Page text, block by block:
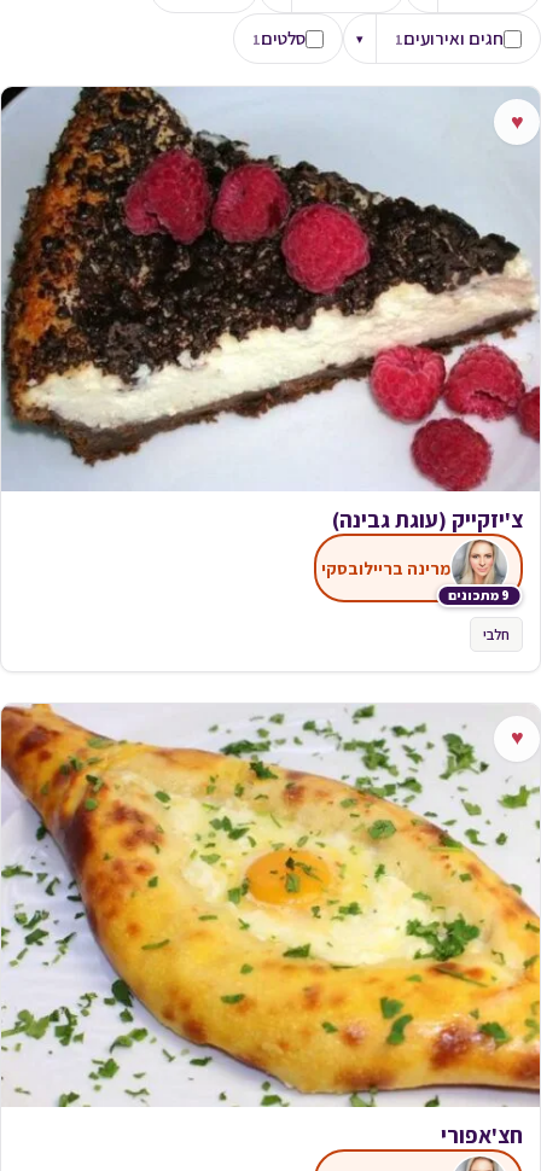
חגים ואירועים1
▾ סלטים1
♥
צ'יזקייק (עוגת גבינה)
9 מתכונים
מרינה בריילובסקי
חלבי
♥
חצ'אפורי